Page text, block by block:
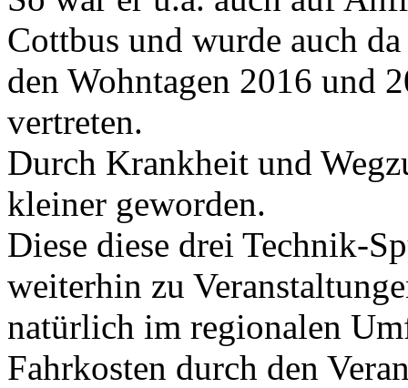
Cottbus und wurde auch
den Wohntagen 2016 und
vertreten.
Durch Krankheit und
kleiner geworden.
Diese diese drei Technik-
weiterhin zu
natürlich im regionalen
Fahrkosten durch den